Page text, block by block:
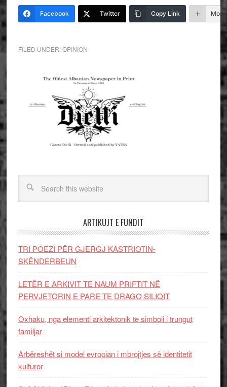
Facebook Twitter Copy Link More
FILED UNDER:OPINION
ARTIKUJT E FUNDIT
TRI POEZI PËR GJERGJ KASTRIOTIN-
SKËNDERBEUN
LETËR E ARKIVIT TE NAUM PRIFTIT NË
PERVJETORIN E PARE TE DRAGO SILIQIT
Oxhaku, nga elementi arkitektonik te simboli i trungut
familjar
Arbëreshët si model evropian i mbrojtjes së identitetit
kulturor